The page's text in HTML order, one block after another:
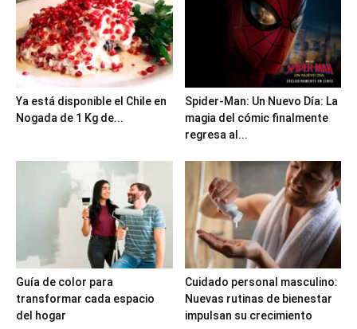
Ya está disponible el Chile en
Nogada de 1 Kg de...
Spider-Man: Un Nuevo Día: La
magia del cómic finalmente
regresa al...
Guía de color para
transformar cada espacio
del hogar
Cuidado personal masculino:
Nuevas rutinas de bienestar
impulsan su crecimiento